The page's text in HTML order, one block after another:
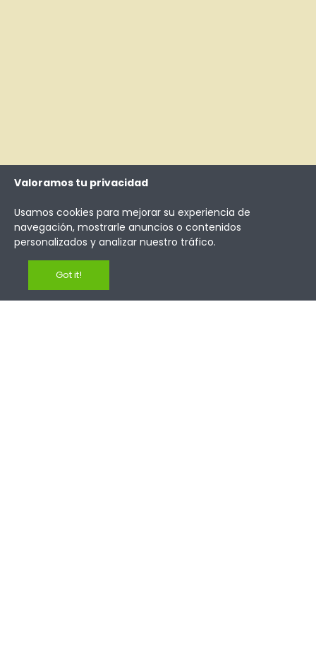
Trabajamos con
grandes tiradas
Te lo contamos todo
Valoramos tu privacidad
Usamos cookies para mejorar su experiencia de
navegación, mostrarle anuncios o contenidos
personalizados y analizar nuestro tráfico.
Got it!